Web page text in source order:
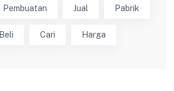
Pembuatan Jual Pabrik
Beli Cari Harga